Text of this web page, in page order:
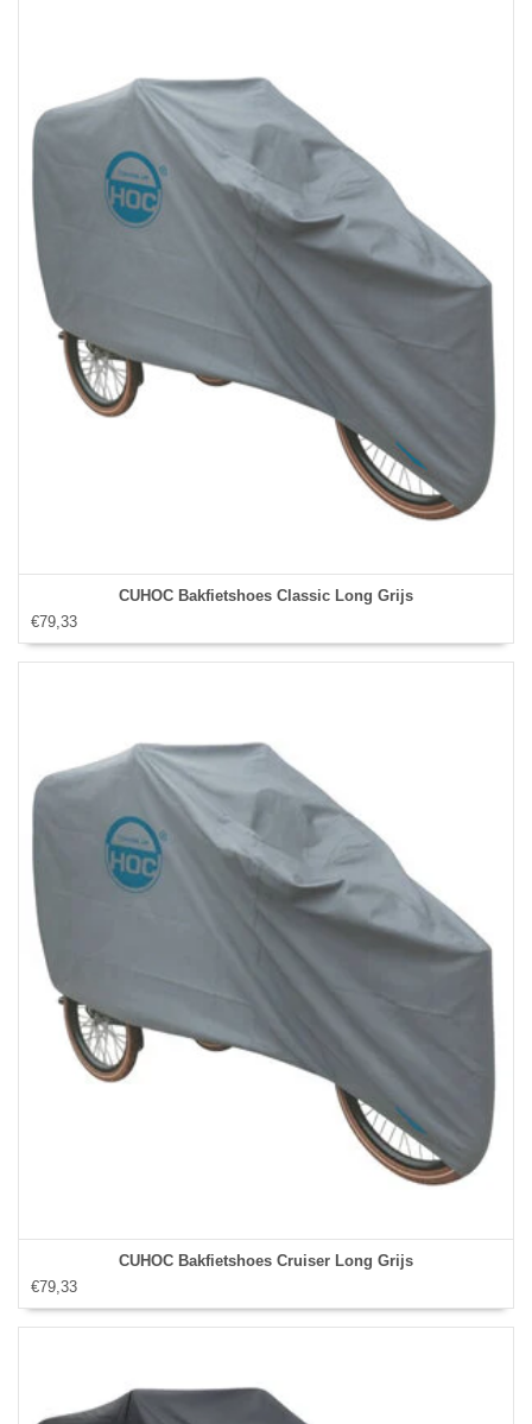
CUHOC Bakfietshoes Classic Long Grijs
€79,33
CUHOC Bakfietshoes Cruiser Long Grijs
€79,33